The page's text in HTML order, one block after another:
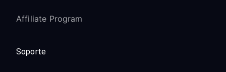
Affiliate Program
Soporte